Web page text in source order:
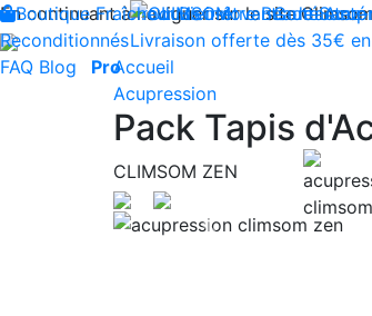
En continuant à naviguer sur le site
Produits innovants de
Livraison offerte dès 35€
Boutique Fraîcheur Bien-être Beauté
Reconditionnés
FAQ Blog ProAccueil
Acupression
Pack Tapis
CLIMSOM ZEN
Previous